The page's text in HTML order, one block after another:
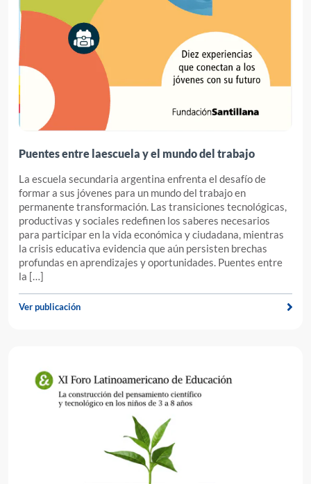
Puentes entre laescuela y el mundo del trabajo
La escuela secundaria argentina enfrenta el desafío de
formar a sus jóvenes para un mundo del trabajo en
permanente transformación. Las transiciones tecnológicas,
productivas y sociales redefinen los saberes necesarios
para participar en la vida económica y ciudadana, mientras
la crisis educativa evidencia que aún persisten brechas
profundas en aprendizajes y oportunidades. Puentes entre
la […]
Ver publicación